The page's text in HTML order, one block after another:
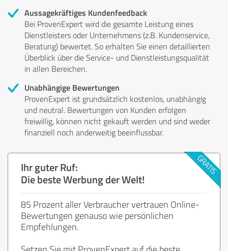
Aussagekräftiges Kundenfeedback
Bei ProvenExpert wird die gesamte Leistung eines
Dienstleisters oder Unternehmens (z.B. Kundenservice,
Beratung) bewertet. So erhalten Sie einen detaillierten
Überblick über die Service- und Dienstleistungsqualität
in allen Bereichen.
Unabhängige Bewertungen
ProvenExpert ist grundsätzlich kostenlos, unabhängig
und neutral. Bewertungen von Kunden erfolgen
freiwillig, können nicht gekauft werden und sind weder
finanziell noch anderweitig beeinflussbar.
Ihr guter Ruf:
Die beste Werbung der Welt!
85 Prozent aller Verbraucher vertrauen Online-
Bewertungen genauso wie persönlichen
Empfehlungen.